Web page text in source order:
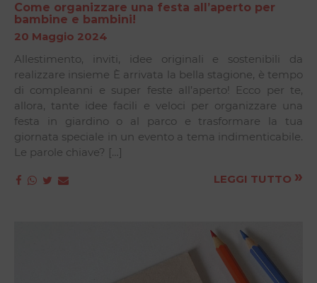
Come organizzare una festa all’aperto per
bambine e bambini!
20 Maggio 2024
Allestimento, inviti, idee originali e sostenibili da
realizzare insieme È arrivata la bella stagione, è tempo
di compleanni e super feste all’aperto! Ecco per te,
allora, tante idee facili e veloci per organizzare una
festa in giardino o al parco e trasformare la tua
giornata speciale in un evento a tema indimenticabile.
Le parole chiave? […]
LEGGI TUTTO »